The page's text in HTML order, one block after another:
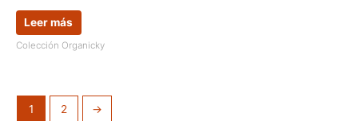
Leer más
Colección Organicky
1 2 →